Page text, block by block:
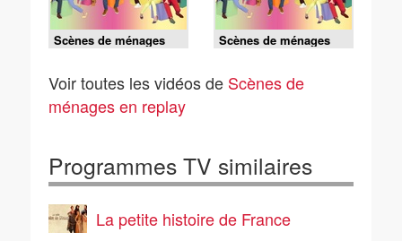
Scènes de ménages
20h35 1/08/26
Scènes de ménages
20h35 26/07/26
Voir toutes les vidéos de Scènes de
ménages en replay
Programmes TV similaires
La petite histoire de France